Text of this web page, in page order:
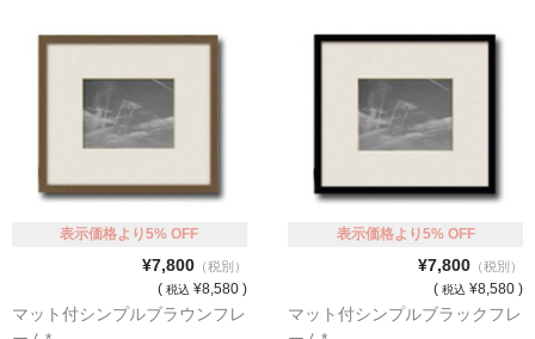
表示価格より5% OFF
¥7,800（税別）
( 税込 ¥8,580 )
マット付シンプルブラウンフレ
表示価格より5% OFF
¥7,800（税別）
( 税込 ¥8,580 )
マット付シンプルブラックフレ